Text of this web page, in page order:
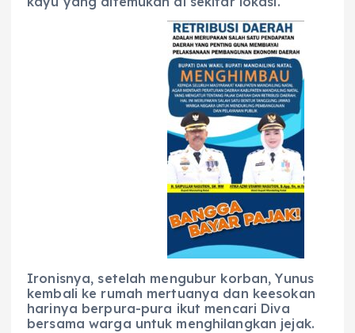
Ironisnya, setelah mengubur korban, Yunus
kembali ke rumah mertuanya dan keesokan
harinya berpura-pura ikut mencari Diva
bersama warga untuk menghilangkan jejak.